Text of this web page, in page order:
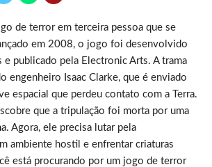
de terror em terceira pessoa que se
em 2008, o jogo foi desenvolvido
e publicado pela Electronic Arts. A trama
engenheiro Isaac Clarke, que é enviado
espacial que perdeu contato com a Terra.
que a tripulação foi morta por uma
Agora, ele precisa lutar pela
ambiente hostil e enfrentar criaturas
está procurando por um jogo de terror